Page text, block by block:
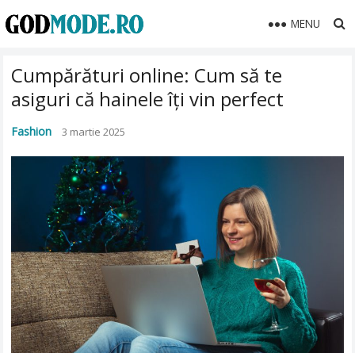
MENU
Cumpărături online: Cum să te
asiguri că hainele îți vin perfect
Fashion 3 martie 2025